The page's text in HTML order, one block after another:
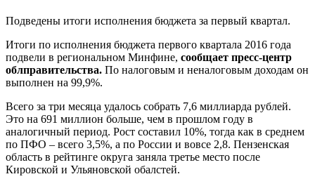
Подведены итоги исполнения бюджета за первый квартал.
Итоги по исполнения бюджета первого квартала 2016 года
подвели в региональном Минфине, сообщает пресс-центр
облправительства. По налоговым и неналоговым доходам он
выполнен на 99,9%.
Всего за три месяца удалось собрать 7,6 миллиарда рублей.
Это на 691 миллион больше, чем в прошлом году в
аналогичный период. Рост составил 10%, тогда как в среднем
по ПФО – всего 3,5%, а по России и вовсе 2,8. Пензенская
область в рейтинге округа заняла третье место после
Кировской и Ульяновской обалстей.